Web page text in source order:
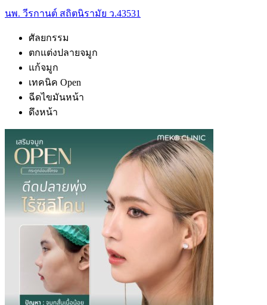
นพ. วีรกานต์ สถิตนิรามัย ว.43531
ศัลยกรรม
ตกแต่งปลายจมูก
แก้จมูก
เทคนิค Open
ฉีดไขมันหน้า
ดึงหน้า